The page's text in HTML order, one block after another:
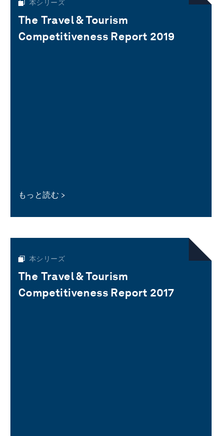
本シリーズ
The Travel & Tourism
Competitiveness Report 2019
もっと読む
本シリーズ
The Travel & Tourism
Competitiveness Report 2017